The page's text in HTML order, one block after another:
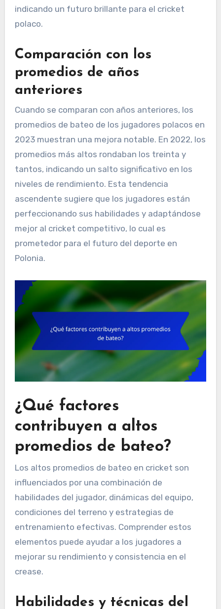
indicando un futuro brillante para el cricket
polaco.
Comparación con los
promedios de años
anteriores
Cuando se comparan con años anteriores, los
promedios de bateo de los jugadores polacos en
2023 muestran una mejora notable. En 2022, los
promedios más altos rondaban los treinta y
tantos, indicando un salto significativo en los
niveles de rendimiento. Esta tendencia
ascendente sugiere que los jugadores están
perfeccionando sus habilidades y adaptándose
mejor al cricket competitivo, lo cual es
prometedor para el futuro del deporte en
Polonia.
¿Qué factores
contribuyen a altos
promedios de bateo?
Los altos promedios de bateo en cricket son
influenciados por una combinación de
habilidades del jugador, dinámicas del equipo,
condiciones del terreno y estrategias de
entrenamiento efectivas. Comprender estos
elementos puede ayudar a los jugadores a
mejorar su rendimiento y consistencia en el
crease.
Habilidades y técnicas del